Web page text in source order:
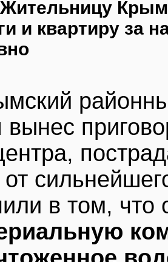
и квартиру за
вынес
от
в том, что